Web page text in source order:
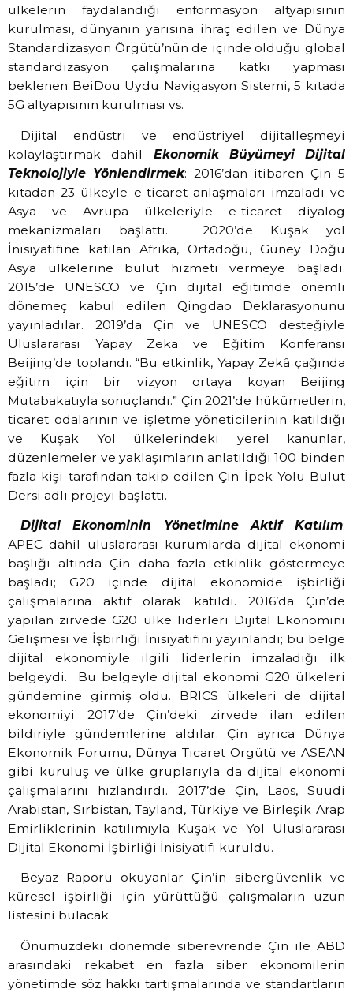
ülkelerin faydalandığı enformasyon altyapısının
kurulması, dünyanın yarısına ihraç edilen ve Dünya
Standardizasyon Örgütü’nün de içinde olduğu global
standardizasyon çalışmalarına katkı yapması
beklenen BeiDou Uydu Navigasyon Sistemi,5 kıtada
5G altyapısının kurulması vs.
Dijital endüstri ve endüstriyel dijitalleşmeyi
kolaylaştırmak dahil Ekonomik Büyümeyi Dijital
Teknolojiyle Yönlendirmek: 2016’dan itibaren Çin 5
kıtadan 23 ülkeyle e-ticaret anlaşmaları imzaladı ve
Asya ve Avrupa ülkeleriyle e-ticaret diyalog
mekanizmaları başlattı. 2020’de Kuşak yol
İnisiyatifine katılan Afrika, Ortadoğu, Güney Doğu
Asya ülkelerine bulut hizmeti vermeye başladı.
2015’de UNESCO ve Çin dijital eğitimde önemli
dönemeç kabul edilen Qingdao Deklarasyonunu
yayınladılar. 2019’da Çin ve UNESCO desteğiyle
Uluslararası Yapay Zeka ve Eğitim Konferansı
Beijing’de toplandı. “Bu etkinlik, Yapay Zekâ çağında
eğitim için bir vizyon ortaya koyan Beijing
Mutabakatıyla sonuçlandı.” Çin 2021’de hükümetlerin,
ticaret odalarının ve işletme yöneticilerinin katıldığı
ve Kuşak Yol ülkelerindeki yerel kanunlar,
düzenlemeler ve yaklaşımların anlatıldığı 100 binden
fazla kişi tarafından takip edilen Çin İpek Yolu Bulut
Dersi adlı projeyi başlattı.
Dijital Ekonominin Yönetimine Aktif Katılım:
APEC dahil uluslararası kurumlarda dijital ekonomi
başlığı altında Çin daha fazla etkinlik göstermeye
başladı; G20 içinde dijital ekonomide işbirliği
çalışmalarına aktif olarak katıldı. 2016’da Çin’de
yapılan zirvede G20 ülke liderleri Dijital Ekonomini
Gelişmesi ve İşbirliği İnisiyatifini yayınlandı; bu belge
dijital ekonomiyle ilgili liderlerin imzaladığı ilk
belgeydi. Bu belgeyle dijital ekonomi G20 ülkeleri
gündemine girmiş oldu. BRICS ülkeleri de dijital
ekonomiyi 2017’de Çin’deki zirvede ilan edilen
bildiriyle gündemlerine aldılar. Çin ayrıca Dünya
Ekonomik Forumu, Dünya Ticaret Örgütü ve ASEAN
gibi kuruluş ve ülke gruplarıyla da dijital ekonomi
çalışmalarını hızlandırdı. 2017’de Çin, Laos, Suudi
Arabistan, Sırbistan, Tayland, Türkiye ve Birleşik Arap
Emirliklerinin katılımıyla Kuşak ve Yol Uluslararası
Dijital Ekonomi İşbirliği İnisiyatifi kuruldu.
Beyaz Raporu okuyanlar Çin’in sibergüvenlik ve
küresel işbirliği için yürüttüğü çalışmaların uzun
listesini bulacak.
Önümüzdeki dönemde siberevrende Çin ile ABD
arasındaki rekabet en fazla siber ekonomilerin
yönetimde söz hakkı tartışmalarında ve standartların